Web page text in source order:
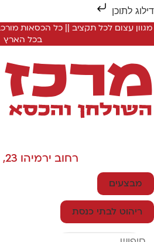
לתוכן
מגוון עצום לכל תקציב || כל הכסאות
בכל הארץ
רחוב ירמיהו 23, ירושלים
מבצעים
ריהוט לבתי כנסת